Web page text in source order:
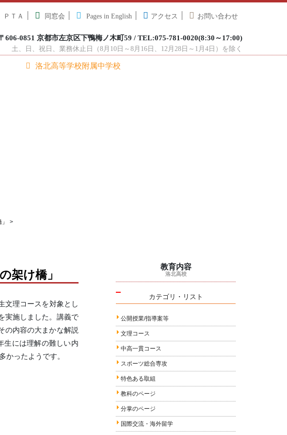
ＰＴＡ 同窓会 Pages in English アクセス お問い合わせ
606-0851 京都市左京区下鴨梅ノ木町59 / TEL:075-781-0020(8:30～17:00)
土、日、祝日、業務休止日（8月10日～8月16日、12月28日～1月4日）を除く
洛北高等学校附属中学校
>
架け橋」
文理コースを対象とし
実施しました。講義で
の内容の大まかな解説
生には理解の難しい内
かったようです。
教育内容
洛北高校
カテゴリ・リスト
公開授業/指導案等
文理コース
中高一貫コース
スポーツ総合専攻
特色ある取組
教科のページ
分掌のページ
国際交流・海外留学